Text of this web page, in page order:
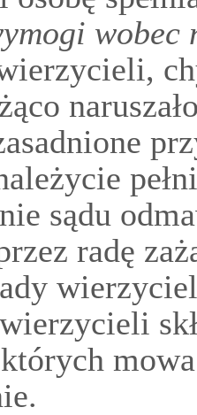
wobec
sądu
radę